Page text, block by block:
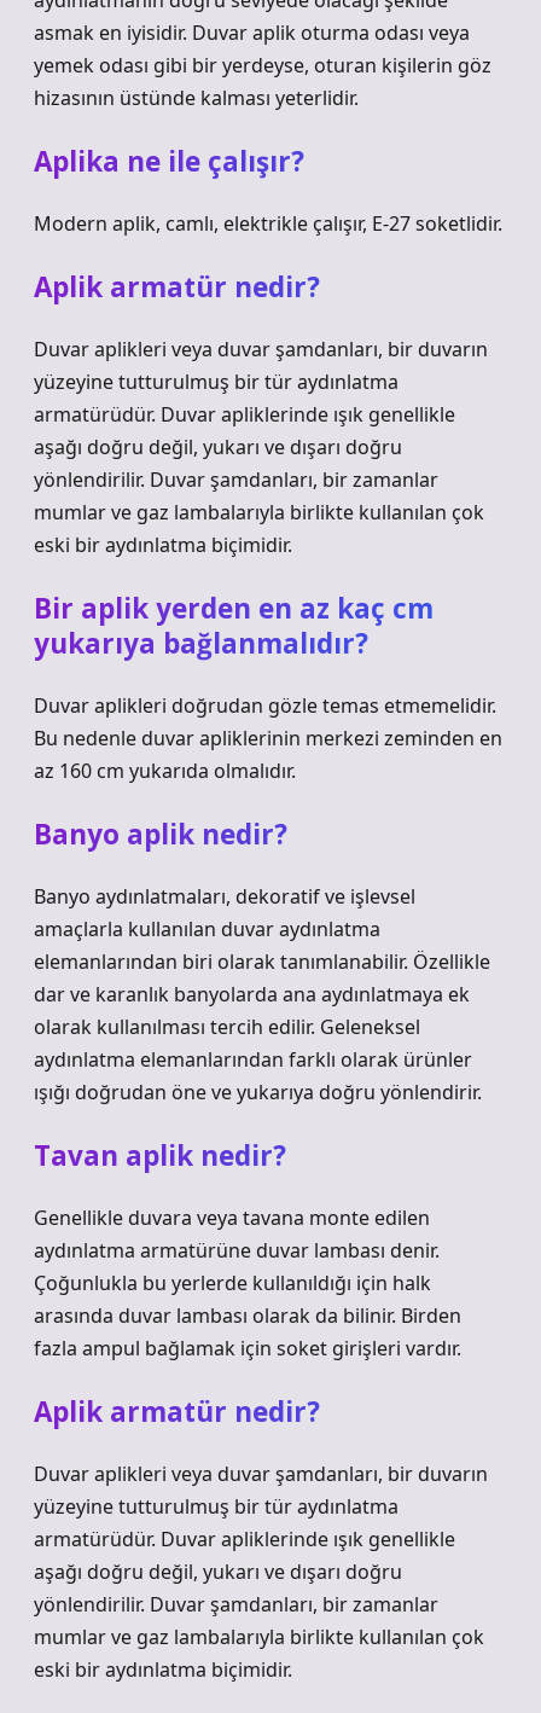
asmak en iyisidir. Duvar aplik oturma odası veya
yemek odası gibi bir yerdeyse, oturan kişilerin göz
hizasının üstünde kalması yeterlidir.
Aplika ne ile çalışır?
Modern aplik, camlı, elektrikle çalışır, E-27 soketlidir.
Aplik armatür nedir?
Duvar aplikleri veya duvar şamdanları, bir duvarın
yüzeyine tutturulmuş bir tür aydınlatma
armatürüdür. Duvar apliklerinde ışık genellikle
aşağı doğru değil, yukarı ve dışarı doğru
yönlendirilir. Duvar şamdanları, bir zamanlar
mumlar ve gaz lambalarıyla birlikte kullanılan çok
eski bir aydınlatma biçimidir.
Bir aplik yerden en az kaç cm
yukarıya bağlanmalıdır?
Duvar aplikleri doğrudan gözle temas etmemelidir.
Bu nedenle duvar apliklerinin merkezi zeminden en
az 160 cm yukarıda olmalıdır.
Banyo aplik nedir?
Banyo aydınlatmaları, dekoratif ve işlevsel
amaçlarla kullanılan duvar aydınlatma
elemanlarından biri olarak tanımlanabilir. Özellikle
dar ve karanlık banyolarda ana aydınlatmaya ek
olarak kullanılması tercih edilir. Geleneksel
aydınlatma elemanlarından farklı olarak ürünler
ışığı doğrudan öne ve yukarıya doğru yönlendirir.
Tavan aplik nedir?
Genellikle duvara veya tavana monte edilen
aydınlatma armatürüne duvar lambası denir.
Çoğunlukla bu yerlerde kullanıldığı için halk
arasında duvar lambası olarak da bilinir. Birden
fazla ampul bağlamak için soket girişleri vardır.
Aplik armatür nedir?
Duvar aplikleri veya duvar şamdanları, bir duvarın
yüzeyine tutturulmuş bir tür aydınlatma
armatürüdür. Duvar apliklerinde ışık genellikle
aşağı doğru değil, yukarı ve dışarı doğru
yönlendirilir. Duvar şamdanları, bir zamanlar
mumlar ve gaz lambalarıyla birlikte kullanılan çok
eski bir aydınlatma biçimidir.